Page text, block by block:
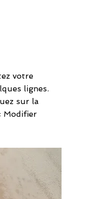
votre
lignes.
sur la
Modifier